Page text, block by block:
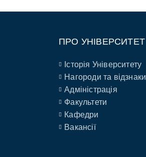
ПРО УНІВЕРСИТЕТ
Історія Університету
Нагороди та відзнаки
Адміністрація
Факультети
Кафедри
Вакансії